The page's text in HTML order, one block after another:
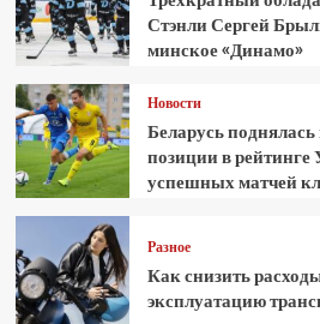
Стэнли Сергей
минское «Динамо»
Новости
Беларусь поднялась
позиции в
успешных матчей
Разное
Как снизить
эксплуатацию